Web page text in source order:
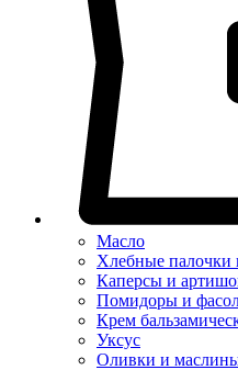
Масло
Хлебные палочки
Каперсы и
Помидоры и
Крем
Уксус
Оливки и